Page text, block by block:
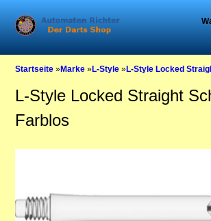
Startseite »Marke »L-Style »L-Style Locked
L-Style Locked Straight
Farblos